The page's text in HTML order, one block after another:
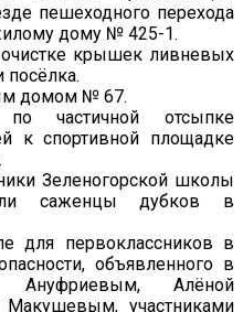
пешеходного перехода
дому № 425-1.
крышек ливневых
посёлка.
домом № 67.
частичной отсыпке
к спортивной площадке
Зеленогорской школы
саженцы дубков в
для первоклассников в
объявленного в
Ануфриевым, Алёной
участниками